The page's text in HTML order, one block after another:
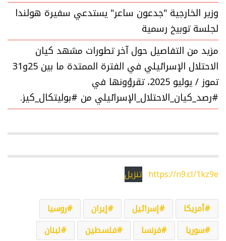
وزير الخارجية "جدعون ساعر" يستدعي سفيرة هولندا
لجلسة توبيخ رسمية
مزيد من التفاصيل حول آخر تطورات مشهد كيان
الاحتلال الإسرائيلي في الفترة الممتدة ما بين 25و31
تموز / يوليو 2025، تقرؤونها في
#رصد_كيان_الاحتلال_الإسرائيلي من #بوليتكال_كيز.
https://n9.cl/1kz9e تنزيل
أمريكا إسرائيل إيران
روسيا
سوريا
فرنسا فلسطين
لبنان